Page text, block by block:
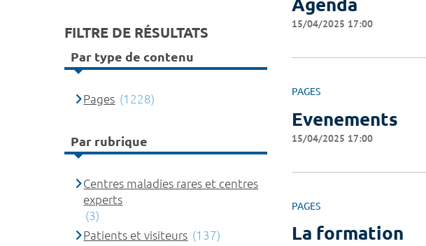
Agenda
15/04/2025 17:00
PAGES
Evenements
15/04/2025 17:00
PAGES
La formation
FILTRE DE RÉSULTATS
Par type de contenu
Pages (1228)
Par rubrique
Centres maladies rares et centres
experts
(3)
Patients et visiteurs (137)